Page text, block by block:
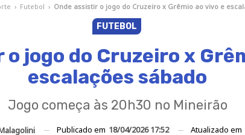
› Futebol › Onde assistir o jogo do Cruzeiro x Grêmio ao vivo e
FUTEBOL
jogo do Cruzeiro x
escalações sábado
Jogo começa às 20h30 no Mineirão
Publicado em 18/04/2026 17:52 Atualizado em